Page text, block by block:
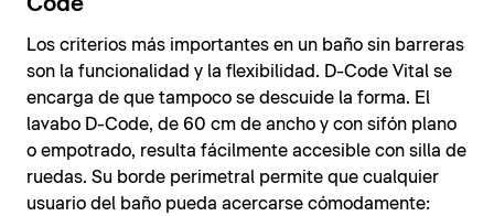
Code
Los criterios más importantes en un baño sin barreras
son la funcionalidad y la flexibilidad. D-Code Vital se
encarga de que tampoco se descuide la forma. El
lavabo D-Code, de 60 cm de ancho y con sifón plano
o empotrado, resulta fácilmente accesible con silla de
ruedas. Su borde perimetral permite que cualquier
usuario del baño pueda acercarse cómodamente: